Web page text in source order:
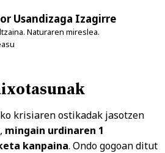
Usandizaga Izagirre
Naturaren mireslea.
krisiaren ostikadak jasotzen
mingain urdinaren 1
kanpaina. Ondo gogoan ditut